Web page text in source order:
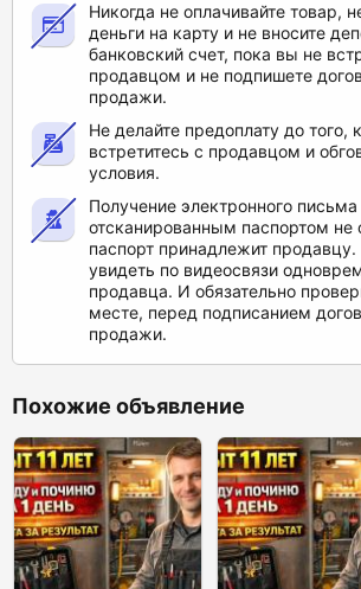
Никогда не оплачивайте товар,
деньги на карту и не вносите
банковский счет, пока вы не
продавцом и не подпишете
продажи.
Не делайте предоплату до того,
встретитесь с продавцом и
условия.
Получение электронного письма
отсканированным паспортом не
паспорт принадлежит
увидеть по видеосвязи
продавца. И обязательно
месте, перед подписанием
продажи.
Похожие объявление